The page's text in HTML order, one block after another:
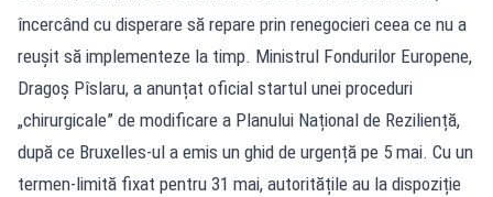
încercând cu disperare să repare prin renegocieri ceea ce nu a
reușit să implementeze la timp. Ministrul Fondurilor Europene,
Dragoș Pîslaru, a anunțat oficial startul unei proceduri
„chirurgicale” de modificare a Planului Național de Reziliență,
după ce Bruxelles-ul a emis un ghid de urgență pe 5 mai. Cu un
termen-limită fixat pentru 31 mai, autoritățile au la dispoziție